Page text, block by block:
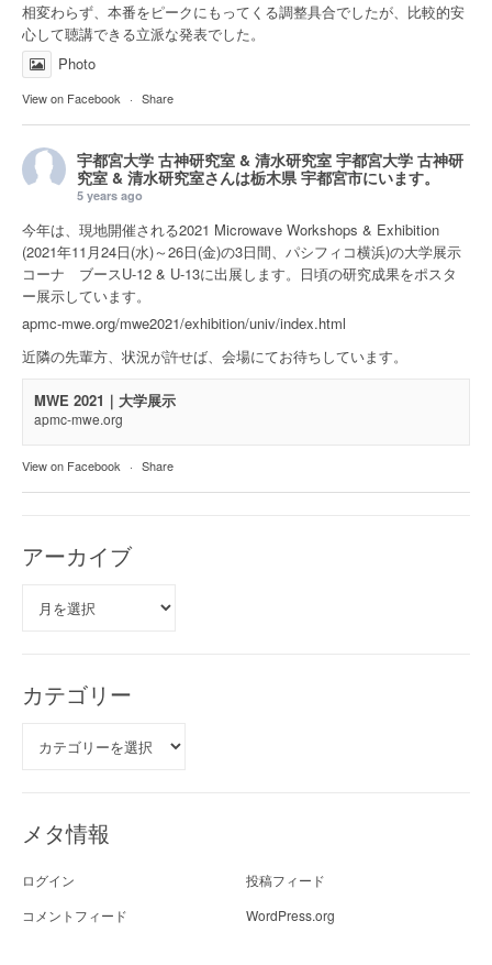
相変わらず、本番をピークにもってくる調整具合でしたが、比較的安
心して聴講できる立派な発表でした。
Photo
View on Facebook · Share
宇都宮大学 古神研究室 & 清水研究室 宇都宮大学 古神研
究室 & 清水研究室さんは栃木県 宇都宮市にいます。
5 years ago
今年は、現地開催される2021 Microwave Workshops & Exhibition
(2021年11月24日(水)～26日(金)の3日間、パシフィコ横浜)の大学展示
コーナ ブースU-12 & U-13に出展します。日頃の研究成果をポスタ
ー展示しています。
apmc-mwe.org/mwe2021/exhibition/univ/index.html
近隣の先輩方、状況が許せば、会場にてお待ちしています。
MWE 2021｜大学展示
apmc-mwe.org
View on Facebook · Share
アーカイブ
カテゴリー
メタ情報
ログイン
投稿フィード
コメントフィード
WordPress.org